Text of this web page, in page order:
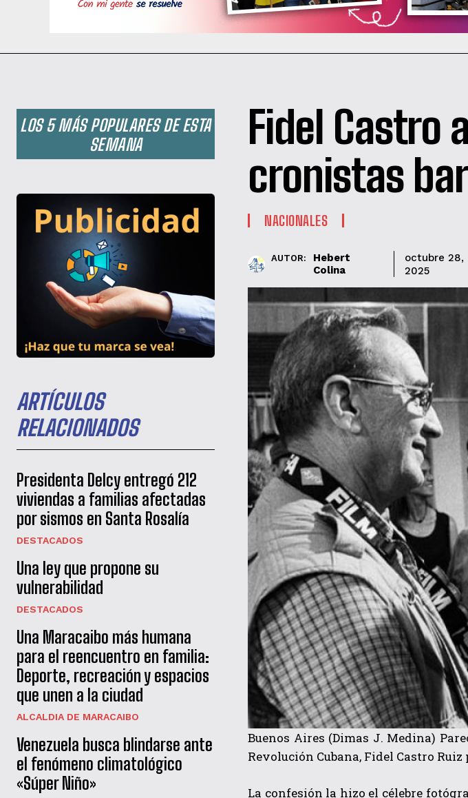
LOS 5 MÁS POPULARES DE ESTA
SEMANA
ARTÍCULOS
RELACIONADOS
Presidenta Delcy entregó 212
viviendas a familias afectadas
por sismos en Santa Rosalía
DESTACADOS
Una ley que propone su
vulnerabilidad
DESTACADOS
Una Maracaibo más humana
para el reencuentro en familia:
Deporte, recreación y espacios
que unen a la ciudad
ALCALDIA DE MARACAIBO
Venezuela busca blindarse ante
el fenómeno climatológico
«Súper Niño»
Fidel Castro
cronistas
NACIONALES
AUTOR:
Hebert
Colina
octubre 28,
2025
Buenos Aires (Dimas J. Medina)
Revolución Cubana, Fidel Castro
La confesión la hizo el célebre